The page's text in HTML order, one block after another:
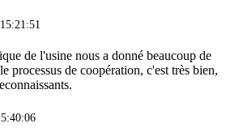
de l'usine nous a donné beaucoup de
processus de coopération, c'est très bien,